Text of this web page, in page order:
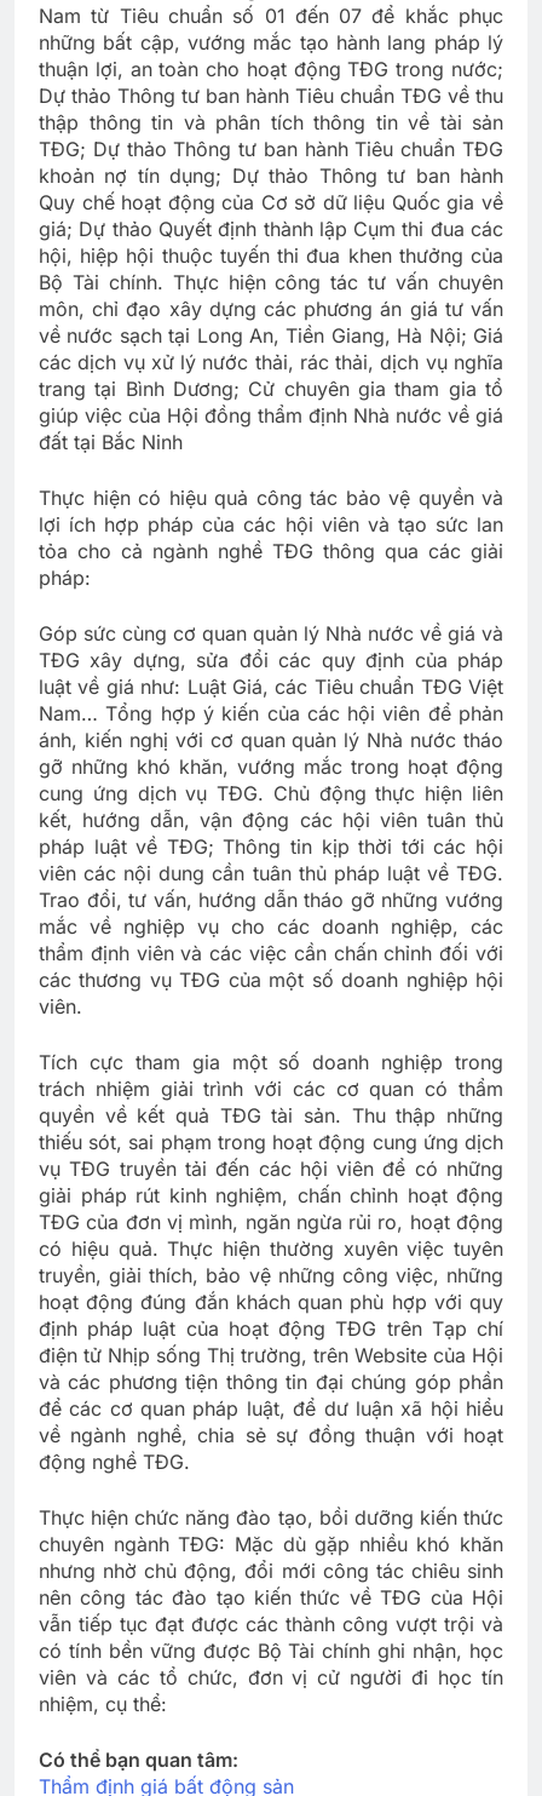
Nam từ Tiêu chuẩn số 01 đến 07 để khắc phục
những bất cập, vướng mắc tạo hành lang pháp lý
thuận lợi, an toàn cho hoạt động TĐG trong nước;
Dự thảo Thông tư ban hành Tiêu chuẩn TĐG về thu
thập thông tin và phân tích thông tin về tài sản
TĐG; Dự thảo Thông tư ban hành Tiêu chuẩn TĐG
khoản nợ tín dụng; Dự thảo Thông tư ban hành
Quy chế hoạt động của Cơ sở dữ liệu Quốc gia về
giá; Dự thảo Quyết định thành lập Cụm thi đua các
hội, hiệp hội thuộc tuyến thi đua khen thưởng của
Bộ Tài chính. Thực hiện công tác tư vấn chuyên
môn, chỉ đạo xây dựng các phương án giá tư vấn
về nước sạch tại Long An, Tiền Giang, Hà Nội; Giá
các dịch vụ xử lý nước thải, rác thải, dịch vụ nghĩa
trang tại Bình Dương; Cử chuyên gia tham gia tổ
giúp việc của Hội đồng thẩm định Nhà nước về giá
đất tại Bắc Ninh
Thực hiện có hiệu quả công tác bảo vệ quyền và
lợi ích hợp pháp của các hội viên và tạo sức lan
tỏa cho cả ngành nghề TĐG thông qua các giải
pháp:
Góp sức cùng cơ quan quản lý Nhà nước về giá và
TĐG xây dựng, sửa đổi các quy định của pháp
luật về giá như: Luật Giá, các Tiêu chuẩn TĐG Việt
Nam… Tổng hợp ý kiến của các hội viên để phản
ánh, kiến nghị với cơ quan quản lý Nhà nước tháo
gỡ những khó khăn, vướng mắc trong hoạt động
cung ứng dịch vụ TĐG. Chủ động thực hiện liên
kết, hướng dẫn, vận động các hội viên tuân thủ
pháp luật về TĐG; Thông tin kịp thời tới các hội
viên các nội dung cần tuân thủ pháp luật về TĐG.
Trao đổi, tư vấn, hướng dẫn tháo gỡ những vướng
mắc về nghiệp vụ cho các doanh nghiệp, các
thẩm định viên và các việc cần chấn chỉnh đối với
các thương vụ TĐG của một số doanh nghiệp hội
viên.
Tích cực tham gia một số doanh nghiệp trong
trách nhiệm giải trình với các cơ quan có thẩm
quyền về kết quả TĐG tài sản. Thu thập những
thiếu sót, sai phạm trong hoạt động cung ứng dịch
vụ TĐG truyền tải đến các hội viên để có những
giải pháp rút kinh nghiệm, chấn chỉnh hoạt động
TĐG của đơn vị mình, ngăn ngừa rủi ro, hoạt động
có hiệu quả. Thực hiện thường xuyên việc tuyên
truyền, giải thích, bảo vệ những công việc, những
hoạt động đúng đắn khách quan phù hợp với quy
định pháp luật của hoạt động TĐG trên Tạp chí
điện tử Nhịp sống Thị trường, trên Website của Hội
và các phương tiện thông tin đại chúng góp phần
để các cơ quan pháp luật, để dư luận xã hội hiểu
về ngành nghề, chia sẻ sự đồng thuận với hoạt
động nghề TĐG.
Thực hiện chức năng đào tạo, bồi dưỡng kiến thức
chuyên ngành TĐG: Mặc dù gặp nhiều khó khăn
nhưng nhờ chủ động, đổi mới công tác chiêu sinh
nên công tác đào tạo kiến thức về TĐG của Hội
vẫn tiếp tục đạt được các thành công vượt trội và
có tính bền vững được Bộ Tài chính ghi nhận, học
viên và các tổ chức, đơn vị cử người đi học tín
nhiệm, cụ thể:
Có thể bạn quan tâm:
Thẩm định giá bất động sản